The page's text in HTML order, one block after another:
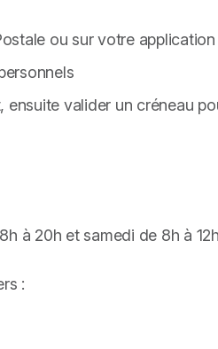
ou sur votre application
valider un créneau
à 20h et samedi de 8h à
: